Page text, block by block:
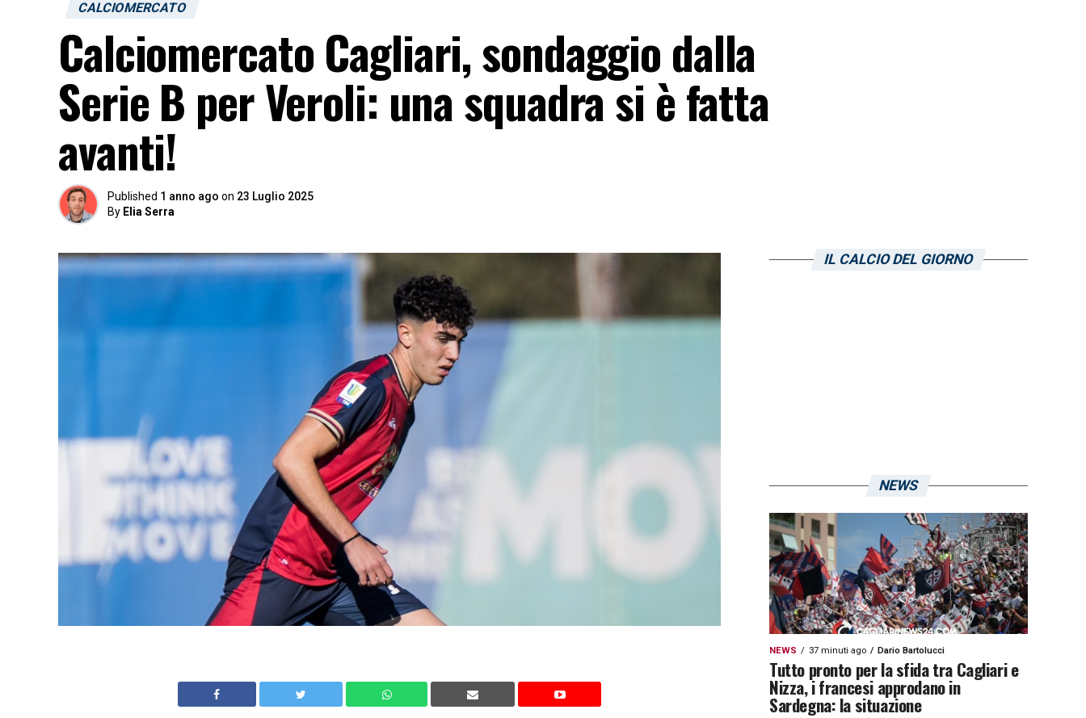
CALCIOMERCATO
Calciomercato Cagliari, sondaggio dalla
Serie B per Veroli: una squadra si è fatta
avanti!
Published 1 anno ago on 23 Luglio 2025
By Elia Serra
IL CALCIO DEL GIORNO
NEWS
NEWS 37 minuti ago Dario Bartolucci
Tutto pronto per la sfida tra Cagliari e
Nizza, i francesi approdano in
Sardegna: la situazione